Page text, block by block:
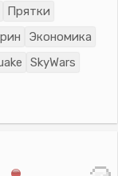
Прятки
Экономика
SkyWars